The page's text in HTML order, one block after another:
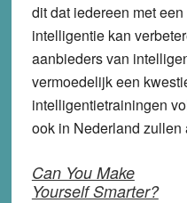
dit dat iedereen met
intelligentie kan
aanbieders van
vermoedelijk een
intelligentietrainingen
ook in Nederland zullen
Can You Make
Yourself Smarter?